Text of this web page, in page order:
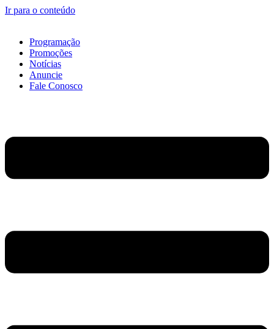
Ir para o conteúdo
Programação
Promoções
Notícias
Anuncie
Fale Conosco